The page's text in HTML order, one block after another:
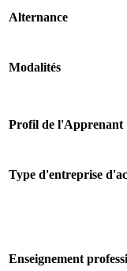
Alternance
Modalités
Profil de l'Apprenant
Type d'entreprise
Enseignement